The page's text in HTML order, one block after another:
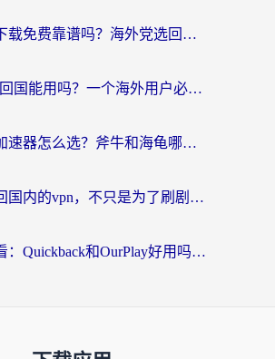
雷霆加速下载免费靠谱吗？海外党选回国加速器的避坑指南（附热门工具对比）
NordVPN 回国能用吗？一个海外用户必须面对的真实困境
海外回国加速器怎么选？斧牛和海龟哪个好？一篇帮你避开坑的实用指南
从匈牙利回国内的vpn，不只是为了刷剧那么简单
海外党必看：Quickback和OurPlay好用吗？3分钟选对回国加速器，无缝刷剧玩游戏